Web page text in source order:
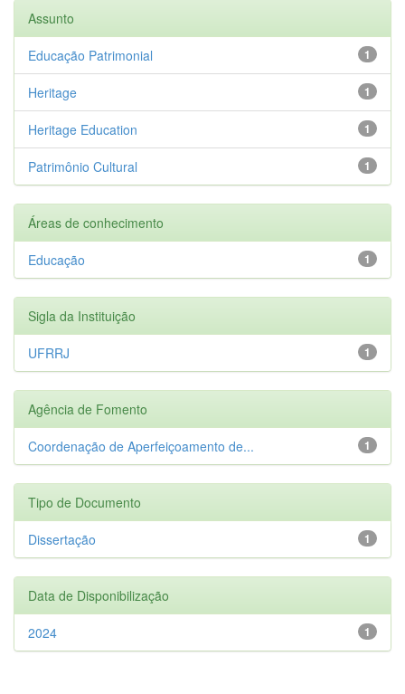
Assunto
1
Educação Patrimonial
1
Heritage
1
Heritage Education
1
Patrimônio Cultural
Áreas de conhecimento
1
Educação
Sigla da Instituição
1
UFRRJ
Agência de Fomento
1
Coordenação de Aperfeiçoamento de...
Tipo de Documento
1
Dissertação
Data de Disponibilização
1
2024